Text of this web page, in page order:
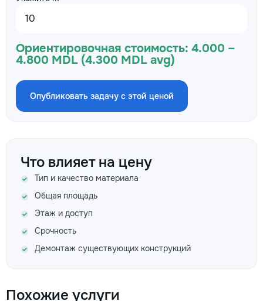
Ориентировочная стоимость: 4.000 –
4.800 MDL (4.300 MDL avg)
Опубликовать задачу с этой ценой
Что влияет на цену
Тип и качество материала
Общая площадь
Этаж и доступ
Срочность
Демонтаж существующих конструкций
Похожие услуги